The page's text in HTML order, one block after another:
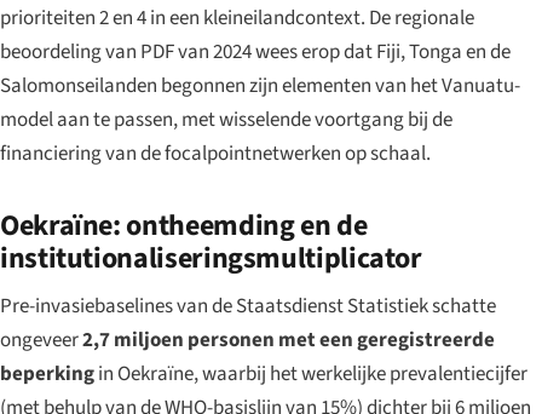
prioriteiten 2 en 4 in een kleineilandcontext. De regionale
beoordeling van PDF van 2024 wees erop dat Fiji, Tonga en de
Salomonseilanden begonnen zijn elementen van het Vanuatu-
model aan te passen, met wisselende voortgang bij de
financiering van de focalpointnetwerken op schaal.
Oekraïne: ontheemding en de
institutionaliseringsmultiplicator
Pre-invasiebaselines van de Staatsdienst Statistiek schatte
ongeveer2,7 miljoen personen met een geregistreerde
beperkingin Oekraïne, waarbij het werkelijke prevalentiecijfer
(met behulp van de WHO-basislijn van 15%) dichter bij 6 miljoen